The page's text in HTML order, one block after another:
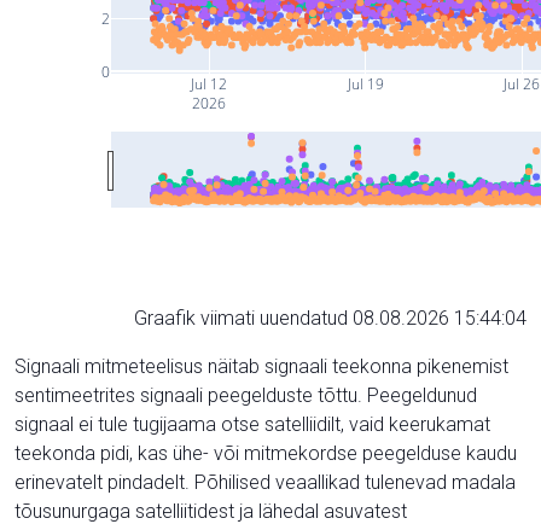
Jul 12
2026
Jul 19 Jul 26
0
2
Graafik viimati uuendatud 08.08.2026 15:44:04
Signaali mitmeteelisus näitab signaali teekonna pikenemist
sentimeetrites signaali peegelduste tõttu. Peegeldunud
signaal ei tule tugijaama otse satelliidilt, vaid keerukamat
teekonda pidi, kas ühe- või mitmekordse peegelduse kaudu
erinevatelt pindadelt. Põhilised veaallikad tulenevad madala
tõusunurgaga satelliitidest ja lähedal asuvatest